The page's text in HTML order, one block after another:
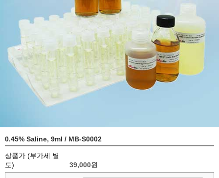
0.45% Saline, 9ml / MB-S0002
상품가 (부가세 별
도)
39,000원